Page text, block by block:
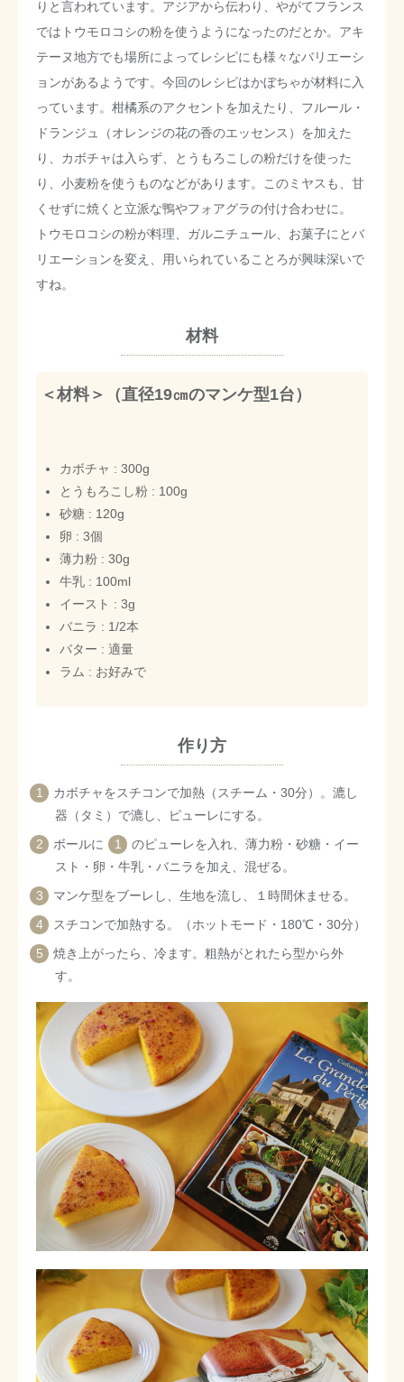
りと言われています。アジアから伝わり、やがてフランス
ではトウモロコシの粉を使うようになったのだとか。アキ
テーヌ地方でも場所によってレシピにも様々なバリエーシ
ョンがあるようです。今回のレシピはかぼちゃが材料に入
っています。柑橘系のアクセントを加えたり、フルール・
ドランジュ（オレンジの花の香のエッセンス）を加えた
り、カボチャは入らず、とうもろこしの粉だけを使った
り、小麦粉を使うものなどがあります。このミヤスも、甘
くせずに焼くと立派な鴨やフォアグラの付け合わせに。
トウモロコシの粉が料理、ガルニチュール、お菓子にとバ
リエーションを変え、用いられていることろが興味深いで
すね。
材料
＜材料＞（直径19㎝のマンケ型1台）
カボチャ : 300g
とうもろこし粉 : 100g
砂糖 : 120g
卵 : 3個
薄力粉 : 30g
牛乳 : 100ml
イースト : 3g
バニラ : 1/2本
バター : 適量
ラム : お好みで
作り方
カボチャをスチコンで加熱（スチーム・30分）。漉し
器（タミ）で漉し、ピューレにする。
ボールに
1
のピューレを入れ、薄力粉・砂糖・イー
スト・卵・牛乳・バニラを加え、混ぜる。
マンケ型をブーレし、生地を流し、１時間休ませる。
スチコンで加熱する。（ホットモード・180℃・30分）
焼き上がったら、冷ます。粗熱がとれたら型から外
す。